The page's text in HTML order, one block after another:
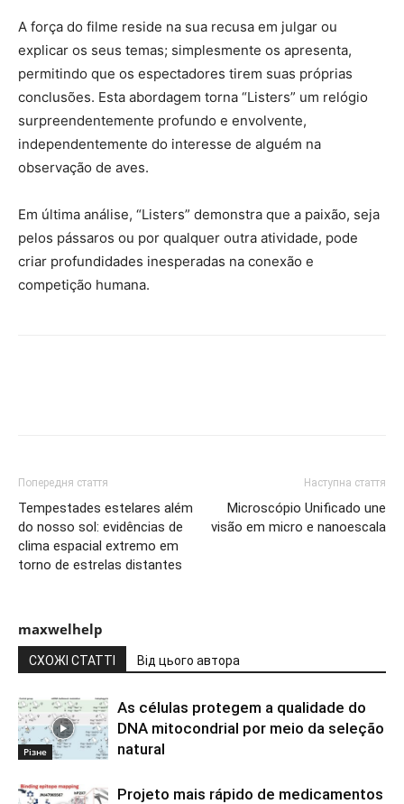
A força do filme reside na sua recusa em julgar ou
explicar os seus temas; simplesmente os apresenta,
permitindo que os espectadores tirem suas próprias
conclusões. Esta abordagem torna “Listers” um relógio
surpreendentemente profundo e envolvente,
independentemente do interesse de alguém na
observação de aves.
Em última análise, “Listers” demonstra que a paixão, seja
pelos pássaros ou por qualquer outra atividade, pode
criar profundidades inesperadas na conexão e
competição humana.
Попередня стаття
Tempestades estelares além
do nosso sol: evidências de
clima espacial extremo em
torno de estrelas distantes
Наступна стаття
Microscópio Unificado une
visão em micro e nanoescala
maxwelhelp
СХОЖІ СТАТТІ Від цього автора
Різне
As células protegem a qualidade do
DNA mitocondrial por meio da seleção
natural
Projeto mais rápido de medicamentos